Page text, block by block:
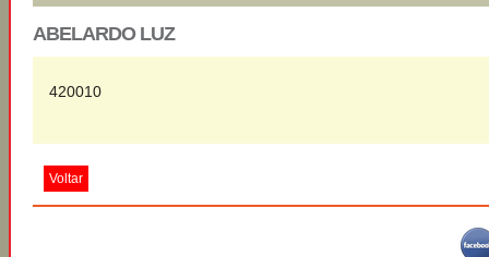
ABELARDO LUZ
420010
Voltar